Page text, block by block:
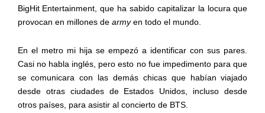
BigHit Entertainment, que ha sabido capitalizar la locura que
provocan en millones de armyen todo el mundo.
En el metro mi hija se empezó a identificar con sus pares.
Casi no habla inglés, pero esto no fue impedimento para que
se comunicara con las demás chicas que habían viajado
desde otras ciudades de Estados Unidos, incluso desde
otros países, para asistir al concierto de BTS.